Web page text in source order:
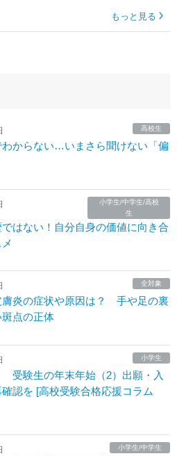
もっと見る
高校生
からない…いまさら聞けない「偏
小学生/中学生/高校
生
はない！自分自身の価値に向き合
全対象
膚炎の症状や原因は？ 手や足の裏
点の正体
小学生
受験生の年末年始（2）出願・入
確認を [高校受験合格応援コラム
小学生/中学生